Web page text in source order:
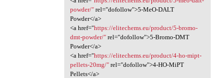
powder/"rel="dofollow">5-MeO-DALT
Powder</a>
<a href="https://elitechems.eu/product/5-bromo-
dmt-powder/"rel="dofollow">5-Bromo-DMT
Powder</a>
<a href="https://elitechems.eu/product/4-ho-mipt-
pellets-20mg/"rel="dofollow">4-HO-MiPT
Pellets</a>